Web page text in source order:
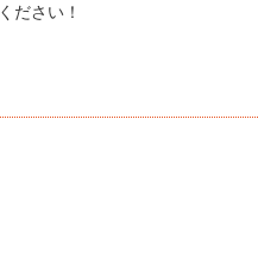
ださい！